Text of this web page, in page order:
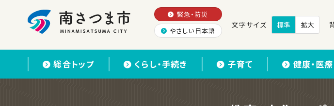
緊急・防災
やさしい日本語
文字サイズ 標準 拡大
総合トップ くらし・手続き 子育て 健康・医